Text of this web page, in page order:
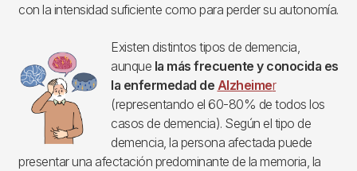
con la intensidad suficiente como para perder su autonomía.
Imagen
Existen distintos tipos de demencia,
aunque la más frecuente y conocida es
la enfermedad de Alzheimer
(representando el 60-80% de todos los
casos de demencia). Según el tipo de
demencia, la persona afectada puede
presentar una afectación predominante de la memoria, la